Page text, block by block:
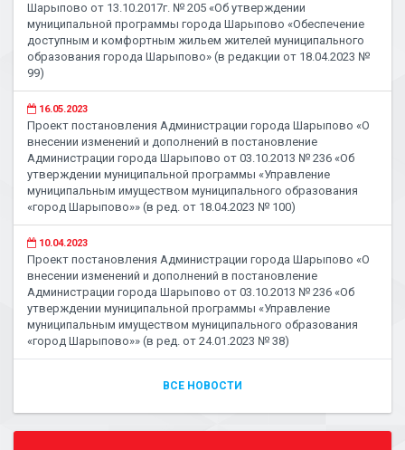
Шарыпово от 13.10.2017г. № 205 «Об утверждении
муниципальной программы города Шарыпово «Обеспечение
доступным и комфортным жильем жителей муниципального
образования города Шарыпово» (в редакции от 18.04.2023 №
99)
16.05.2023
Проект постановления Администрации города Шарыпово «О
внесении изменений и дополнений в постановление
Администрации города Шарыпово от 03.10.2013 № 236 «Об
утверждении муниципальной программы «Управление
муниципальным имуществом муниципального образования
«город Шарыпово»» (в ред. от 18.04.2023 № 100)
10.04.2023
Проект постановления Администрации города Шарыпово «О
внесении изменений и дополнений в постановление
Администрации города Шарыпово от 03.10.2013 № 236 «Об
утверждении муниципальной программы «Управление
муниципальным имуществом муниципального образования
«город Шарыпово»» (в ред. от 24.01.2023 № 38)
ВСЕ НОВОСТИ